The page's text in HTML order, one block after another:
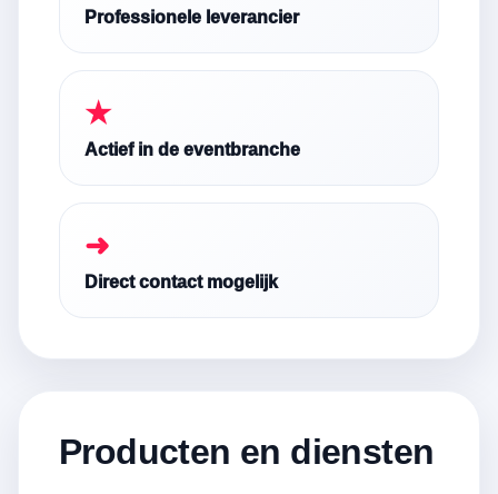
Professionele leverancier
★
Actief in de eventbranche
➜
Direct contact mogelijk
Producten en diensten